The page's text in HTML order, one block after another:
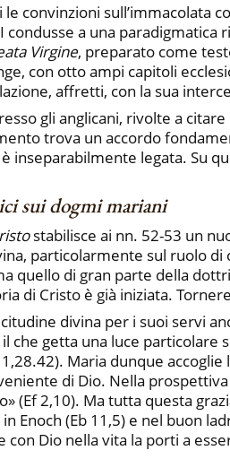
convinzioni sull’immacolata
condusse a una
Virgine, preparato come
con otto ampi capitoli
affretti, con la sua
gli anglicani, rivolte a
trova un accordo
è inseparabilmente legata. Su
sui dogmi mariani
stabilisce ai nn. 52-53 un
particolarmente sul ruolo
quello di gran parte della
di Cristo è già iniziata.
divina per i suoi servi
che getta una luce particolare
Maria dunque
di Dio. Nella
(Ef 2,10). Ma tutta questa
Enoch (Eb 11,5) e nel buon
con Dio nella vita la porti a